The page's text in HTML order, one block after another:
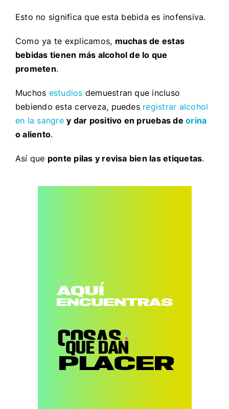
Esto no significa que esta bebida es inofensiva.
Como ya te explicamos, muchas de estas
bebidas tienen más alcohol de lo que
prometen.
Muchos estudios demuestran que incluso
bebiendo esta cerveza, puedes registrar alcohol
en la sangre y dar positivo en pruebas deorina
o aliento.
Así que ponte pilas y revisa bien las etiquetas.